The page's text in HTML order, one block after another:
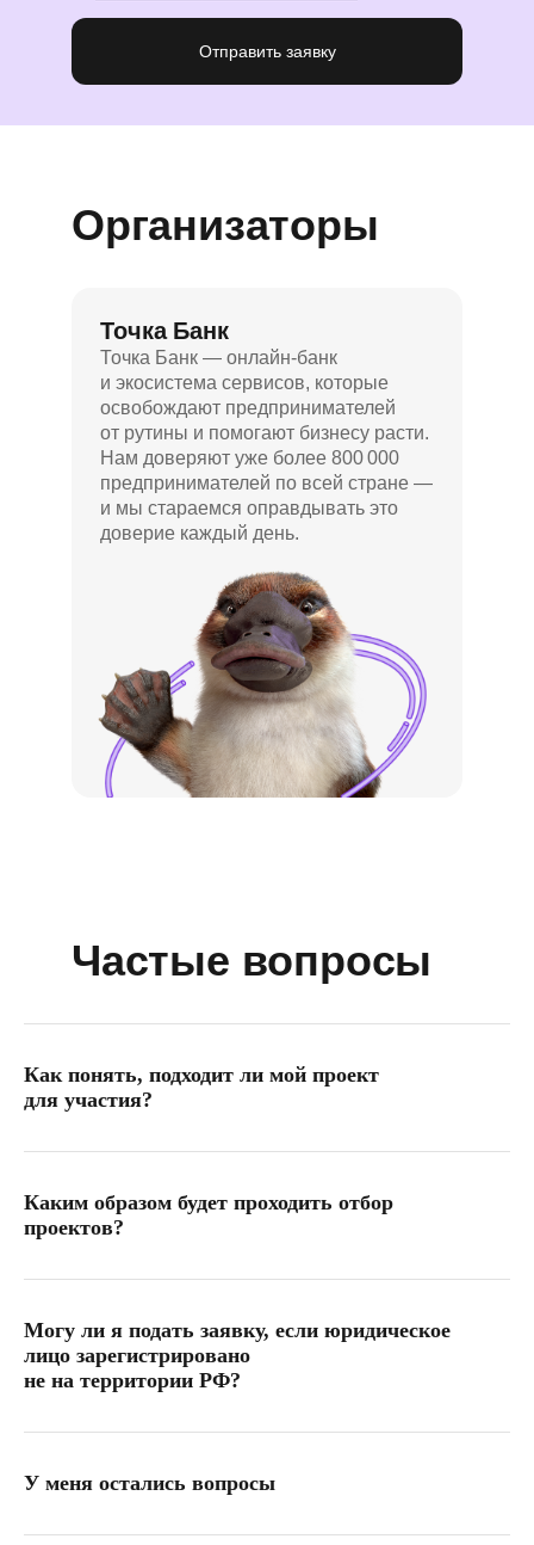
Отправить заявку
Организаторы
Точка Банк
Точка Банк — онлайн-банк
и экосистема сервисов, которые
освобождают предпринимателей
от рутины и помогают бизнесу расти.
Нам доверяют уже более 800 000
предпринимателей по всей стране —
и мы стараемся оправдывать это
доверие каждый день.
Частые вопросы
Как понять, подходит ли мой проект
для участия?
Каким образом будет проходить отбор
проектов?
Могу ли я подать заявку, если юридическое
лицо зарегистрировано
не на территории РФ?
У меня остались вопросы